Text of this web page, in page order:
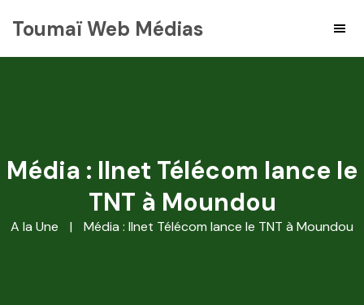
Toumaï Web Médias
Média : Ilnet Télécom lance le
TNT à Moundou
A la Une | Média : Ilnet Télécom lance le TNT à Moundou